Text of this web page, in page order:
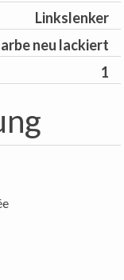
Linkslenker
neu lackiert
1